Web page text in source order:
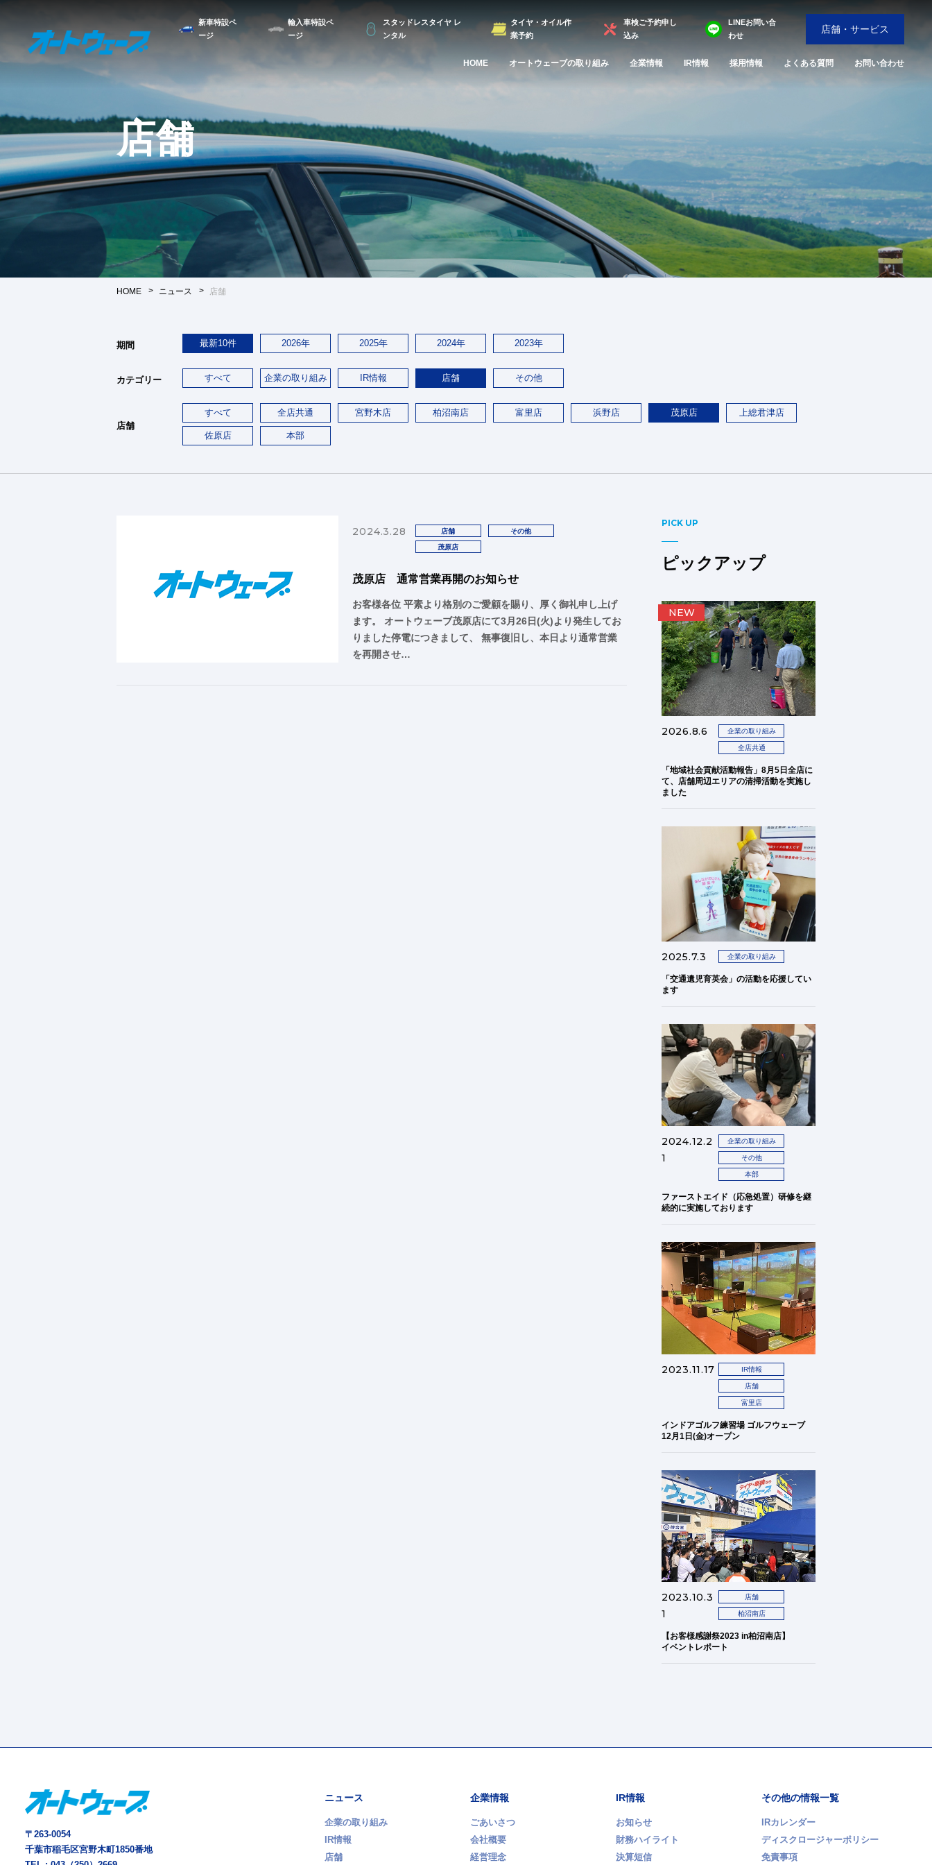
新車特設ペ
ージ
輸入車特設ペ
ージ
スタッドレスタイヤ レ
ンタル
タイヤ・オイル作
業予約
車検ご予約申し
込み
LINEお問い合
わせ
店舗・サービス
HOME オートウェーブの取り組み 企業情報 IR情報 採用情報 よくある質問 お問い合わせ
店舗
HOME ニュース 店舗
期間 最新10件 2026年 2025年 2024年 2023年
カテゴリー すべて 企業の取り組み IR情報 店舗 その他
店舗
すべて 全店共通 宮野木店 柏沼南店 富里店 浜野店 茂原店 上総君津店
佐原店 本部
2024.3.28 店舗 その他
茂原店
茂原店 通常営業再開のお知らせ
お客様各位 平素より格別のご愛顧を賜り、厚く御礼申し上げ
ます。 オートウェーブ茂原店にて3月26日(火)より発生してお
りました停電につきまして、 無事復旧し、本日より通常営業
を再開させ…
PICK UP
ピックアップ
2026.8.6 企業の取り組み
全店共通
「地域社会貢献活動報告」8月5日全店に
て、店舗周辺エリアの清掃活動を実施し
ました
NEW
2025.7.3 企業の取り組み
「交通遺児育英会」の活動を応援してい
ます
2024.12.2
1
企業の取り組み
その他
本部
ファーストエイド（応急処置）研修を継
続的に実施しております
2023.11.17 IR情報
店舗
富里店
インドアゴルフ練習場 ゴルフウェーブ
12月1日(金)オープン
2023.10.3
1
店舗
柏沼南店
【お客様感謝祭2023 in柏沼南店】
イベントレポート
〒263-0054
千葉市稲毛区宮野木町1850番地
ニュース
企業の取り組み
IR情報
店舗
企業情報
ごあいさつ
会社概要
経営理念
IR情報
お知らせ
財務ハイライト
決算短信
その他の情報一覧
IRカレンダー
ディスクロージャーポリシー
免責事項